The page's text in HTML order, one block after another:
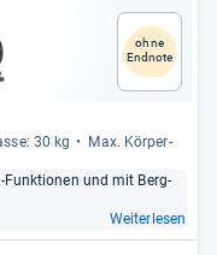
ohne
Endnote
30 kg
Max. Kör­per­
​Funk­tio­nen und mit Berg­
Weiterlesen